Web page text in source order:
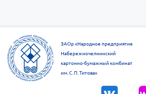
ЗАОр «Народное предприятие
Набережночелнинский
картонно-бумажный комбинат
им. С. П. Титова»